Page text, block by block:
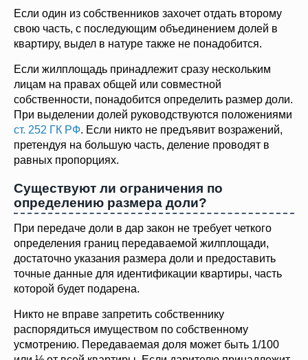
Если один из собственников захочет отдать второму
свою часть, с последующим объединением долей в
квартиру, выдел в натуре также не понадобится.
Если жилплощадь принадлежит сразу нескольким
лицам на правах общей или совместной
собственности, понадобится определить размер доли.
При выделении долей руководствуются положениями
ст. 252 ГК РФ. Если никто не предъявит возражений,
претендуя на большую часть, деление проводят в
равных пропорциях.
Существуют ли ограничения по
определению размера доли?
При передаче доли в дар закон не требует четкого
определения границ передаваемой жилплощади,
достаточно указания размера доли и предоставить
точные данные для идентификации квартиры, часть
которой будет подарена.
Никто не вправе запретить собственнику
распорядиться имуществом по собственному
усмотрению. Передаваемая доля может быть 1/100